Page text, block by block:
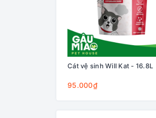
Cát vệ sinh Will Kat - 16.8L
95.000₫